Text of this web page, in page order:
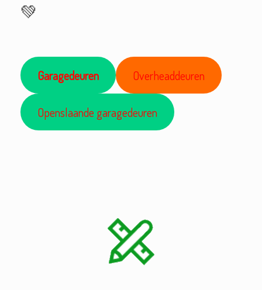
💚
Garagedeuren Overheaddeuren
Openslaande garagedeuren